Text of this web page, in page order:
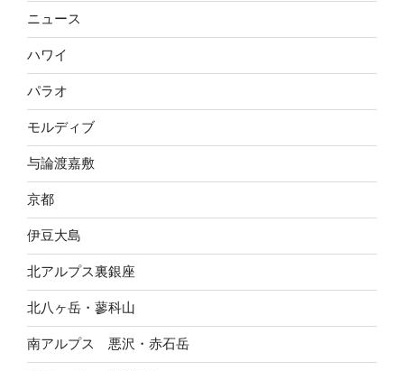
ニュース
ハワイ
パラオ
モルディブ
与論渡嘉敷
京都
伊豆大島
北アルプス裏銀座
北八ヶ岳・蓼科山
南アルプス 悪沢・赤石岳